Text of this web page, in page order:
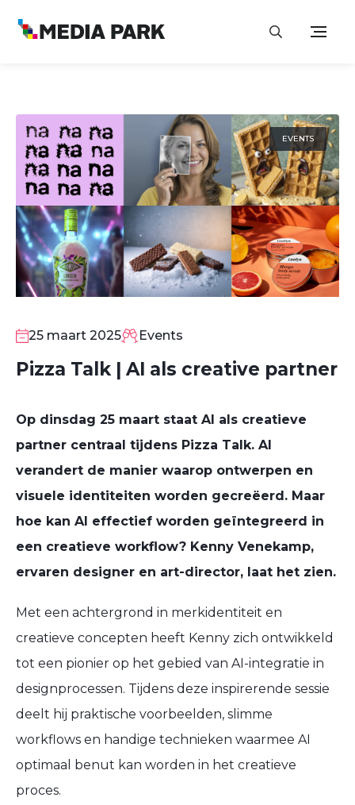
EVENTS
MAA
25 maart 2025 Events
Pizza Talk | AI als creative partner
Op dinsdag 25 maart staat AI als creatieve
partner centraal tijdens Pizza Talk. AI
verandert de manier waarop ontwerpen en
visuele identiteiten worden gecreëerd. Maar
hoe kan AI effectief worden geïntegreerd in
een creatieve workflow? Kenny Venekamp,
ervaren designer en art-director, laat het zien.
Met een achtergrond in merkidentiteit en
creatieve concepten heeft Kenny zich ontwikkeld
tot een pionier op het gebied van AI-integratie in
designprocessen. Tijdens deze inspirerende sessie
deelt hij praktische voorbeelden, slimme
workflows en handige technieken waarmee AI
optimaal benut kan worden in het creatieve
proces.